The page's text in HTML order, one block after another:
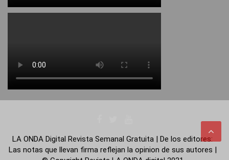
LA ONDA Digital Revista Semanal Gratuita | De los editores:
Las notas que llevan firma reflejan la opinion de sus autores |